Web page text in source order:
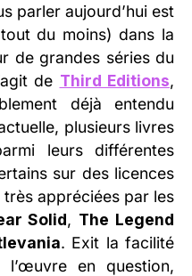
parler aujourd’hui est
du moins) dans la
de grandes séries du
de Third Editions,
déjà entendu
plusieurs livres
leurs différentes
sur des licences
appréciées par les
Solid, The Legend
. Exit la facilité
en question,